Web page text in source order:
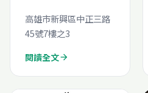
高雄市新興區中正三路
45號7樓之3
閱讀全文arrow_forward